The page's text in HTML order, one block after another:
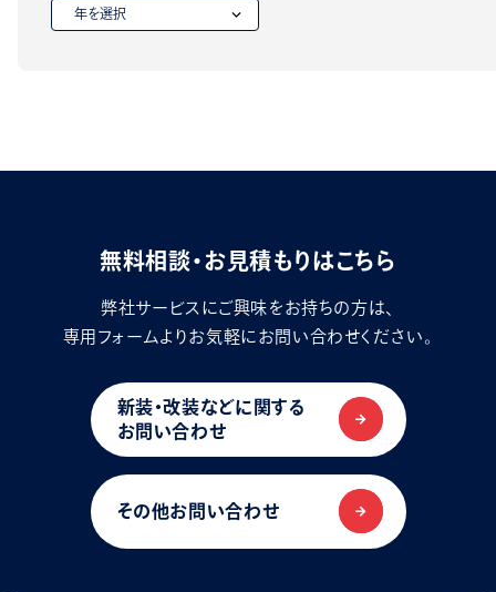
無料相談・お見積もりはこちら
弊社サービスにご興味をお持ちの方は、
専用フォームよりお気軽にお問い合わせください。
新装・改装などに関する
お問い合わせ
その他お問い合わせ